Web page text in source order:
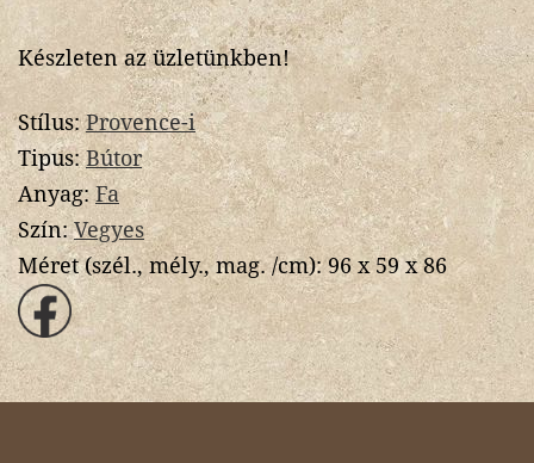
Készleten az üzletünkben!
Stílus:Provence-i
Tipus:Bútor
Anyag:Fa
Szín:Vegyes
Méret (szél., mély., mag. /cm):96 x 59 x 86